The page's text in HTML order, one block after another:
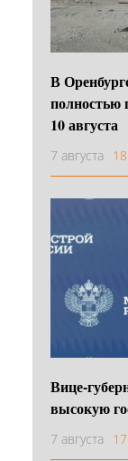
В
полностью
10 августа
7 августа
Вице-
высокую
7 августа